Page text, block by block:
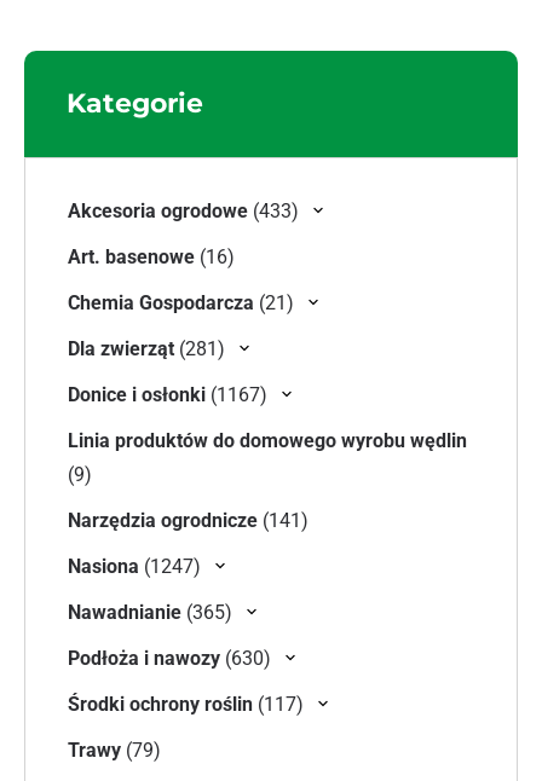
Kategorie
Akcesoria ogrodowe 433433 produkty
Art. basenowe 1616 produktów
Chemia Gospodarcza 2121 produktów
Dla zwierząt 281281 produktów
Donice i osłonki 11671167 produktów
Linia produktów do domowego wyrobu wędlin
99 produktów
Narzędzia ogrodnicze 141141 produktów
Nasiona 12471247 produktów
Nawadnianie 365365 produktów
Podłoża i nawozy 630630 produktów
Środki ochrony roślin 117117 produktów
Trawy 7979 produktów